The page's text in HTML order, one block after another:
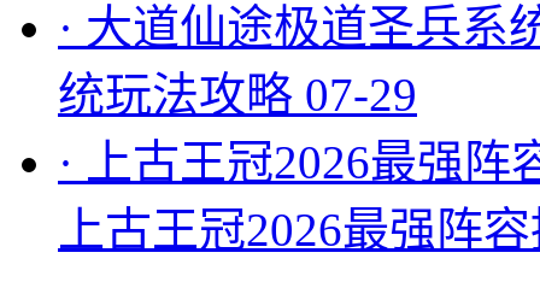
· 大道仙途极道圣兵系
统玩法攻略 07-29
·
上古王冠2026最强
上古王冠2026最强阵